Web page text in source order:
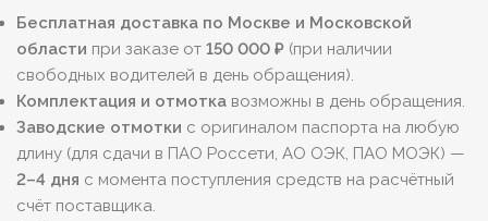
Бесплатная доставка по Москве и Московской
области при заказе от 150 000 ₽ (при наличии
свободных водителей в день обращения).
Комплектация и отмотка возможны в день обращения.
Заводские отмотки с оригиналом паспорта на любую
длину (для сдачи в ПАО Россети, АО ОЭК, ПАО МОЭК) —
2–4 дня с момента поступления средств на расчётный
счёт поставщика.